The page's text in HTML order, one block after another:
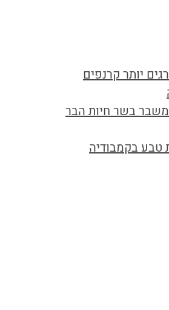
יותר קרנפים
בשר חיות הבר
טבע בקמבודיה